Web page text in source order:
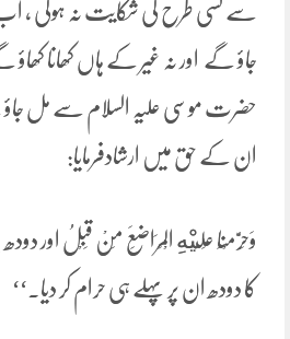
سے کسی طرح کی شکایت نہ ہوگی ، اب
جاؤ گے اور نہ غیر کے ہاں کھانا
حضرت موسی علیہ السلام سے مل جاؤ
ان کے حق میں ارشادفرمایا:
‌وَحَرَّمْنَا عَلَيْهِ الْمَرَاضِعَ مِنْ قَبْلُ اور
کا دودھ ان پر پہلے ہی حرام کر دیا۔‘‘